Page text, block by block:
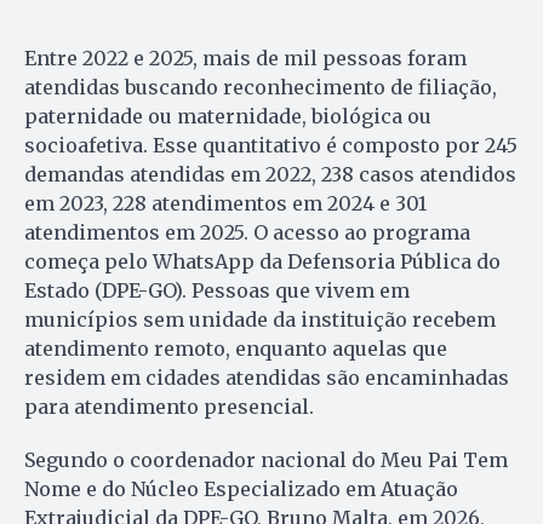
Entre 2022 e 2025, mais de mil pessoas foram
atendidas buscando reconhecimento de filiação,
paternidade ou maternidade, biológica ou
socioafetiva. Esse quantitativo é composto por 245
demandas atendidas em 2022, 238 casos atendidos
em 2023, 228 atendimentos em 2024 e 301
atendimentos em 2025. O acesso ao programa
começa pelo WhatsApp da Defensoria Pública do
Estado (DPE-GO). Pessoas que vivem em
municípios sem unidade da instituição recebem
atendimento remoto, enquanto aquelas que
residem em cidades atendidas são encaminhadas
para atendimento presencial.
Segundo o coordenador nacional do Meu Pai Tem
Nome e do Núcleo Especializado em Atuação
Extrajudicial da DPE-GO, Bruno Malta, em 2026,